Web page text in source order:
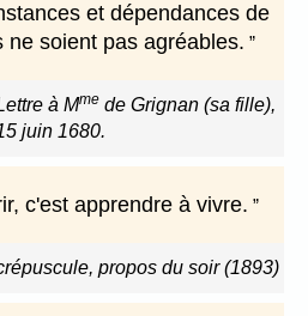
et dépendances de
ne soient pas agréables.
à Mme de Grignan (sa fille),
juin 1680.
c'est apprendre à vivre.
propos du soir (1893)